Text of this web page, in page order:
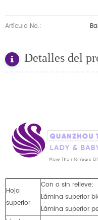
Artículo No.:
Detalles del
Hoja
superior
Con o sin relieve;
Lámina superior
Lámina superior